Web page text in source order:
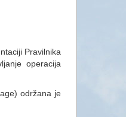
Pravilnika
operacija
održana je